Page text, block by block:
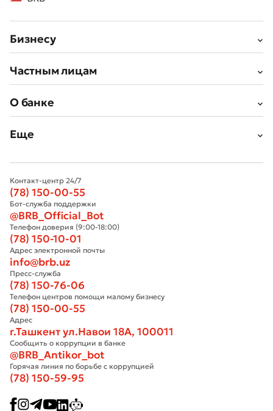
Бизнесу
Частным лицам
О банке
Еще
Контакт-центр 24/7
(78) 150-00-55
Бот-служба поддержки
@BRB_Official_Bot
Телефон доверия (9:00-18:00)
(78) 150-10-01
Адрес электронной почты
info@brb.uz
Пресс-служба
(78) 150-76-06
Телефон центров помощи малому бизнесу
(78) 150-00-55
Адрес
г.Ташкент ул.Навои 18А, 100011
Сообщить о коррупции в банке
@BRB_Antikor_bot
Горячая линия по борьбе с коррупцией
(78) 150-59-95